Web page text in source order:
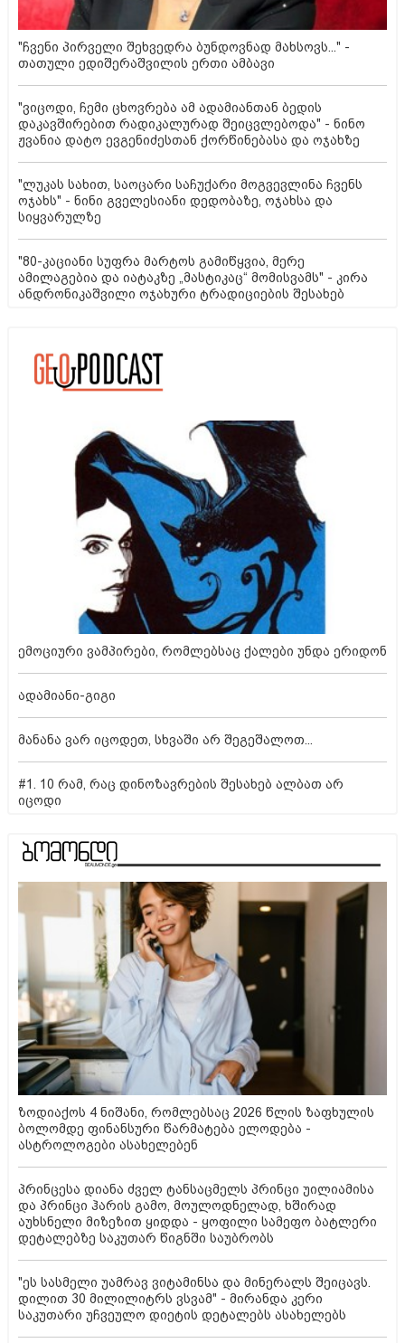
"ჩვენი პირველი შეხვედრა ბუნდოვნად მახსოვს..." -
თათული ედიშერაშვილის ერთი ამბავი
"ვიცოდი, ჩემი ცხოვრება ამ ადამიანთან ბედის
დაკავშირებით რადიკალურად შეიცვლებოდა" - ნინო
ჟვანია დატო ევგენიძესთან ქორწინებასა და ოჯახზე
"ლუკას სახით, საოცარი საჩუქარი მოგვევლინა ჩვენს
ოჯახს" - ნინი გველესიანი დედობაზე, ოჯახსა და
სიყვარულზე
"80-კაციანი სუფრა მარტოს გამიწყვია, მერე
ამილაგებია და იატაკზე „მასტიკაც“ მომისვამს" - კირა
ანდრონიკაშვილი ოჯახური ტრადიციების შესახებ
ემოციური ვამპირები, რომლებსაც ქალები უნდა ერიდონ
ადამიანი-გიგი
მანანა ვარ იცოდეთ, სხვაში არ შეგეშალოთ...
#1. 10 რამ, რაც დინოზავრების შესახებ ალბათ არ
იცოდი
ზოდიაქოს 4 ნიშანი, რომლებსაც 2026 წლის ზაფხულის
ბოლომდე ფინანსური წარმატება ელოდება -
ასტროლოგები ასახელებენ
პრინცესა დიანა ძველ ტანსაცმელს პრინცი უილიამისა
და პრინცი ჰარის გამო, მოულოდნელად, ხშირად
აუხსნელი მიზეზით ყიდდა - ყოფილი სამეფო ბატლერი
დეტალებზე საკუთარ წიგნში საუბრობს
"ეს სასმელი უამრავ ვიტამინსა და მინერალს შეიცავს.
დილით 30 მილილიტრს ვსვამ" - მირანდა კერი
საკუთარი უჩვეულო დიეტის დეტალებს ასახელებს